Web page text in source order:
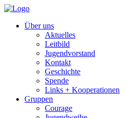
Über uns
Aktuelles
Leitbild
Jugendvorstand
Kontakt
Geschichte
Spende
Links + Kooperationen
Gruppen
Courage